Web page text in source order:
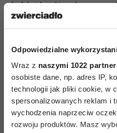
Odpowiedzialne
Wraz z naszymi 1022
osobiste dane, np. adres IP,
technologii jak pliki cookie, w
spersonalizowanych reklam i
wychodzenia naprzeciw
rozwoju produktów. Masz
kobiet i 50% mężczyzn
pierwszych miejscach list)
kobiet lub mężczyzn w
Wysokie poparcie
widoczne jest także w
przeprowadzonego przez
INDICATOR, które na
przepytało polskich